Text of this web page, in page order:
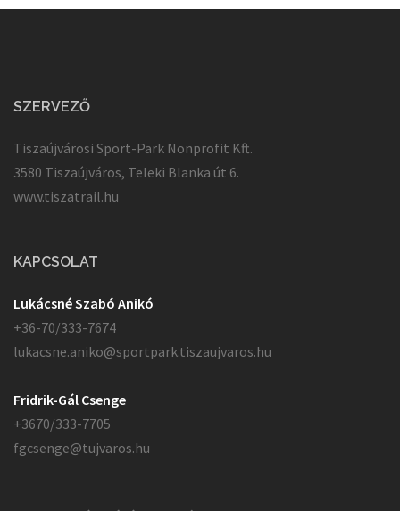
SZERVEZŐ
Tiszaújvárosi Sport-Park Nonprofit Kft.
3580 Tiszaújváros, Teleki Blanka út 6.
www.tiszatrail.hu
KAPCSOLAT
Lukácsné Szabó Anikó
+36-70/333-7674
lukacsne.aniko@sportpark.tiszaujvaros.hu
Fridrik-Gál Csenge
+3670/333-7705
fgcsenge@tujvaros.hu